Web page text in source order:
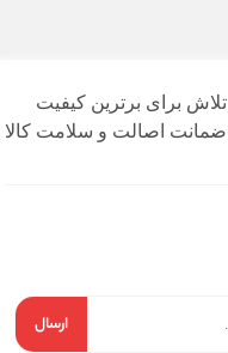
تلاش برای برترین کیفیت
ضمانت اصالت و سلامت کالا
ارسال